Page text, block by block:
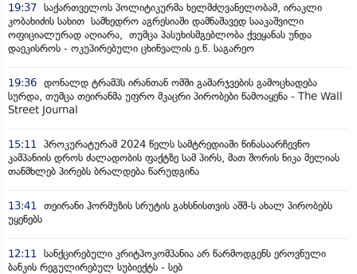
19:37 საქართველოს პოლიტიკურმა ხელმძღვანელობამ, ირაკლი
კობახიძის სახით სამხედრო აგრესიაში დამნაშავედ სააკაშვილი
ოფიციალურად აღიარა, თუმცა პასუხისმგებლობა ქვეყანას უნდა
დაეკისროს - ოკუპირებული ცხინვალის ე.წ. საგარეო
19:36 დონალდ ტრამპს ირანთან ომში გამარჯვების გამოცხადება
სურდა, თუმცა თეირანმა უფრო მკაცრი პირობები წამოაყენა - The Wall
Street Journal
15:11
პროკურატურამ 2024 წელს სამტრედიაში წინასაარჩევნო
კამპანიის დროს ძალადობის ფაქტზე სამ პირს, მათ შორის ნიკა მელიას
თანმხლებ პირებს ბრალდება წარუდგინა
13:41
თეირანი ჰორმუზის სრუტის გახსნისთვის აშშ-ს ახალ პირობებს
უყენებს
12:11
სანქცირებული კრიტპოკომპანია არ წარმოდგენს ეროვნული
ბანკის რეგულირებულ სუბიექტს - სებ